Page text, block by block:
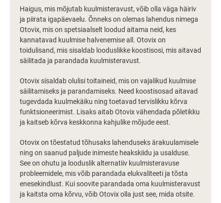
Haigus, mis mõjutab kuulmisteravust, võib olla väga häiriv
ja piirata igapäevaelu. Õnneks on olemas lahendus nimega
Otovix, mis on spetsiaalselt loodud aitama neid, kes
kannatavad kuulmise halvenemise all. Otovix on
toidulisand, mis sisaldab looduslikke koostisosi, mis aitavad
säilitada ja parandada kuulmisteravust.
Otovix sisaldab olulisi toitaineid, mis on vajalikud kuulmise
säilitamiseks ja parandamiseks. Need koostisosad aitavad
tugevdada kuulmekäiku ning toetavad tervislikku kõrva
funktsioneerimist. Lisaks aitab Otovix vähendada põletikku
ja kaitseb kõrva keskkonna kahjulike mõjude eest.
Otovix on tõestatud tõhusaks lahenduseks ärakuulamisele
ning on saanud paljude inimeste heakskiidu ja usalduse.
See on ohutu ja looduslik alternatiiv kuulmisteravuse
probleemidele, mis võib parandada elukvaliteeti ja tõsta
enesekindlust. Kui soovite parandada oma kuulmisteravust
ja kaitsta oma kõrvu, võib Otovix olla just see, mida otsite.